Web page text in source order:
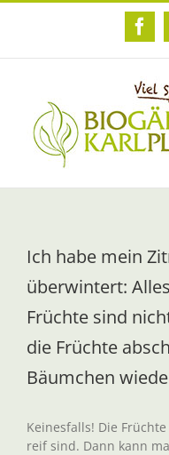
Zum
Ich habe mein
überwintert:
Früchte sind
die Früchte
Bäumchen
Keinesfalls! Die
reif sind. Dann kann